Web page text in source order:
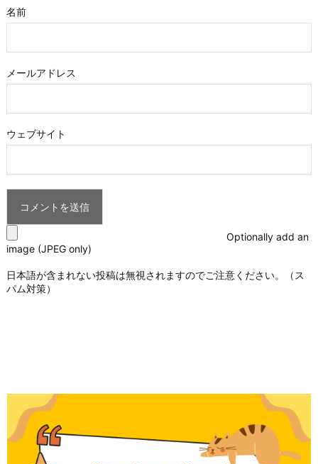
名前
メールアドレス
ウェブサイト
Optionally add an
image (JPEG only)
日本語が含まれない投稿は無視されますのでご注意ください。（ス
パム対策）